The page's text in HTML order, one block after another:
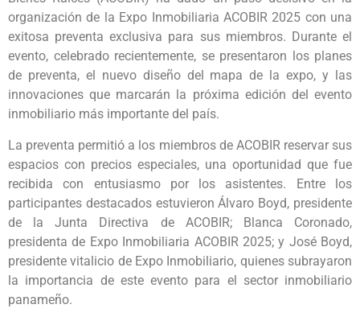
organización de la Expo Inmobiliaria ACOBIR 2025 con una
exitosa preventa exclusiva para sus miembros. Durante el
evento, celebrado recientemente, se presentaron los planes
de preventa, el nuevo diseño del mapa de la expo, y las
innovaciones que marcarán la próxima edición del evento
inmobiliario más importante del país.
La preventa permitió a los miembros de ACOBIR reservar sus
espacios con precios especiales, una oportunidad que fue
recibida con entusiasmo por los asistentes. Entre los
participantes destacados estuvieron Álvaro Boyd, presidente
de la Junta Directiva de ACOBIR; Blanca Coronado,
presidenta de Expo Inmobiliaria ACOBIR 2025; y José Boyd,
presidente vitalicio de Expo Inmobiliario, quienes subrayaron
la importancia de este evento para el sector inmobiliario
panameño.